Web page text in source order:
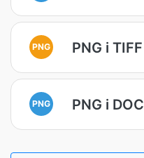
PNG PNG i TIFF
PNG PNG i DOC